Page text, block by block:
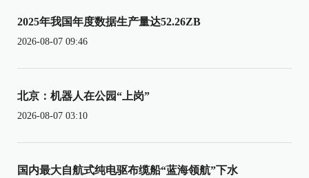
2025年我国年度数据生产量达52.26ZB
2026-08-07 09:46
北京：机器人在公园“上岗”
2026-08-07 03:10
国内最大自航式纯电驱布缆船“蓝海领航”下水